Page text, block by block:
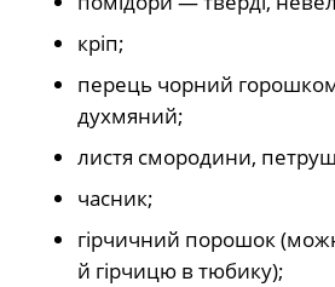
кріп;
перець чорний
духмяний;
листя смородини,
часник;
гірчичний порошок
й гірчицю в тюбику);